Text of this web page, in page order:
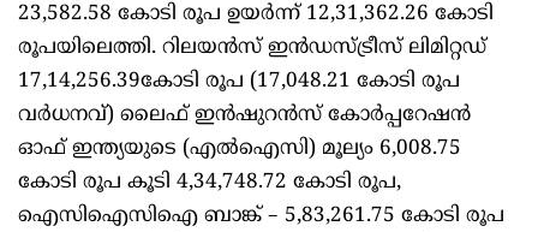
23,582.58 കോടി രൂപ ഉയര്‍ന്ന് 12,31,362.26 കോടി
രൂപയിലെത്തി. റിലയന്‍സ് ഇന്‍ഡസ്ട്രീസ് ലിമിറ്റഡ്
17,14,256.39കോടി രൂപ (17,048.21 കോടി രൂപ
വര്‍ധനവ്) ലൈഫ് ഇന്‍ഷുറന്‍സ് കോര്‍പ്പറേഷന്‍
ഓഫ് ഇന്ത്യയുടെ (എല്‍ഐസി) മൂല്യം 6,008.75
കോടി രൂപ കൂടി 4,34,748.72 കോടി രൂപ,
ഐസിഐസിഐ ബാങ്ക് – 5,83,261.75 കോടി രൂപ